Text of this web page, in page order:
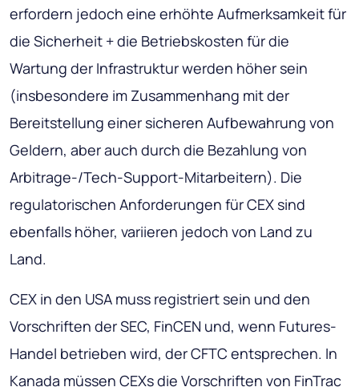
erfordern jedoch eine erhöhte Aufmerksamkeit für
die Sicherheit + die Betriebskosten für die
Wartung der Infrastruktur werden höher sein
(insbesondere im Zusammenhang mit der
Bereitstellung einer sicheren Aufbewahrung von
Geldern, aber auch durch die Bezahlung von
Arbitrage-/Tech-Support-Mitarbeitern). Die
regulatorischen Anforderungen für CEX sind
ebenfalls höher, variieren jedoch von Land zu
Land.
CEX in den USA muss registriert sein und den
Vorschriften der SEC, FinCEN und, wenn Futures-
Handel betrieben wird, der CFTC entsprechen. In
Kanada müssen CEXs die Vorschriften von FinTrac